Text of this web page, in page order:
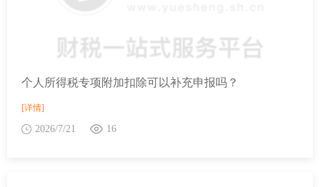
个人所得税专项附加扣除可以补充申报吗？
[详情]
2026/7/21 16